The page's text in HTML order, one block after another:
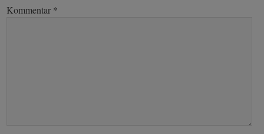
Kommentar *